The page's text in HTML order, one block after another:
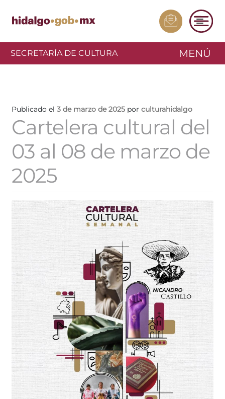
SECRETARÍA DE CULTURA MENÚ
Publicado el 3 de marzo de 2025 por culturahidalgo
Cartelera cultural del
03 al 08 de marzo de
2025